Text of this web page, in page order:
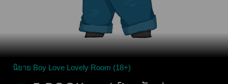
นิยาย Boy Love Lovely Room (18+)